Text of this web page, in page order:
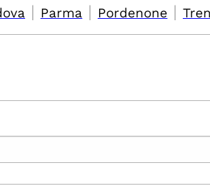
| Parma | Pordenone |